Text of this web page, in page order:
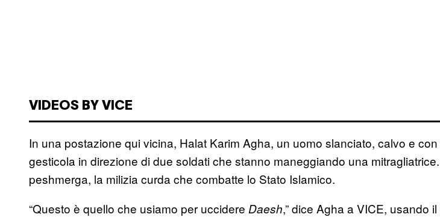
VIDEOS BY VICE
In una postazione qui vicina, Halat Karim Agha, un uomo slanciato, calvo e con
gesticola in direzione di due soldati che stanno maneggiando una
peshmerga, la milizia curda che combatte lo Stato Islamico.
“Questo è quello che usiamo per uccidere Daesh,” dice Agha a VICE, usando